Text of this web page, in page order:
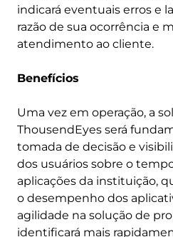
indicará eventuais erros e
razão de sua ocorrência e
atendimento ao cliente.
Benefícios
Uma vez em operação, a
ThousendEyes será
tomada de decisão e
dos usuários sobre o
aplicações da instituição,
o desempenho dos
agilidade na solução de
identificará mais